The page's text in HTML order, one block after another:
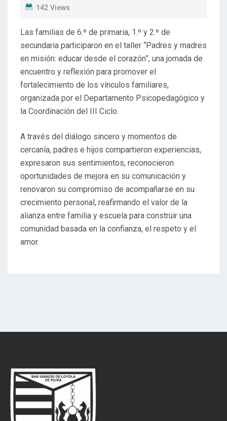
142 Views
Las familias de 6.º de primaria, 1.º y 2.º de
secundaria participaron en el taller “Padres y madres
en misión: educar desde el corazón”, una jornada de
encuentro y reflexión para promover el
fortalecimiento de los vínculos familiares,
organizada por el Departamento Psicopedagógico y
la Coordinación del III Ciclo.
A través del diálogo sincero y momentos de
cercanía, padres e hijos compartieron experiencias,
expresaron sus sentimientos, reconocieron
oportunidades de mejora en su comunicación y
renovaron su compromiso de acompañarse en su
crecimiento personal, reafirmando el valor de la
alianza entre familia y escuela para construir una
comunidad basada en la confianza, el respeto y el
amor.